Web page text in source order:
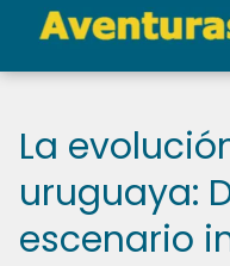
La
uruguaya:
escenario